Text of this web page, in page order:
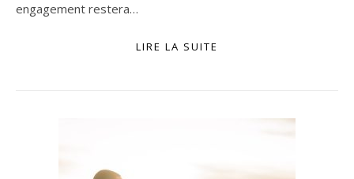
engagement restera…
LIRE LA SUITE